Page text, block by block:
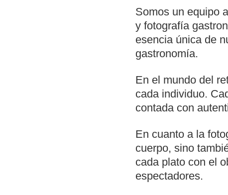
Somos un equipo
y fotografía
esencia única de
gastronomía.
En el mundo del
cada individuo.
contada con
En cuanto a la
cuerpo, sino
cada plato con el
espectadores.